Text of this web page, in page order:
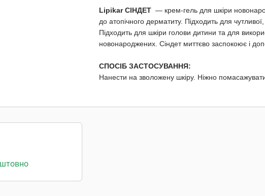
Lipikar СІНДЕТ — крем-гель для шкіри
до атопічного дерматиту. Підходить для
Підходить для шкіри голови дитини та для
новонароджених. Сіндет миттєво заспокоює і
СПОСІБ ЗАСТОСУВАННЯ:
Нанести на зволожену шкіру. Ніжно